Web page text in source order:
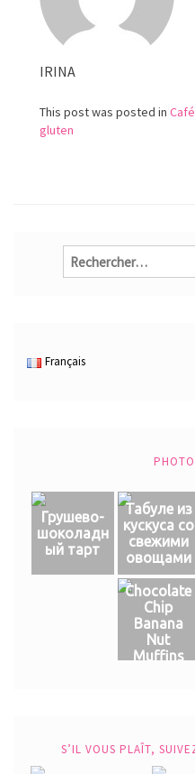
IRINA
This post was posted in
gluten
Rechercher :
Français
Грушево-
шоколадн
ый тарт
Табуле из
кускуса со
свежими
овощами
Chocolate
Chip
Banana
Nut
Muffins
S’IL VOUS PLAÎT,